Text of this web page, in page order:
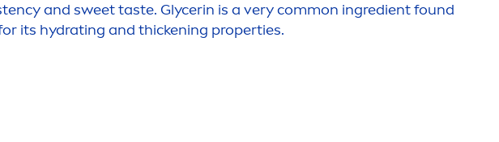
and sweet taste. Glycerin is a very common ingredient found
its hydrating and thickening properties.